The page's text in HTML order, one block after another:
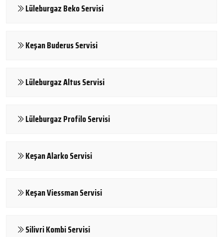
Lüleburgaz Beko Servisi
Keşan Buderus Servisi
Lüleburgaz Altus Servisi
Lüleburgaz Profilo Servisi
Keşan Alarko Servisi
Keşan Viessman Servisi
Silivri Kombi Servisi